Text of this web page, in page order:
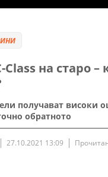
Class на старо –
получават високи
обратното
27.10.2021 13:09